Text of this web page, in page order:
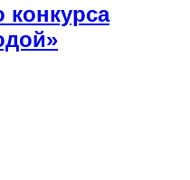
конкурса